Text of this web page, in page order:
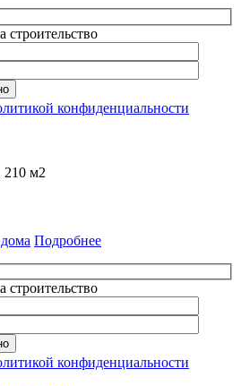
строительство
конфиденциальности
210 м2
Подробнее
строительство
конфиденциальности